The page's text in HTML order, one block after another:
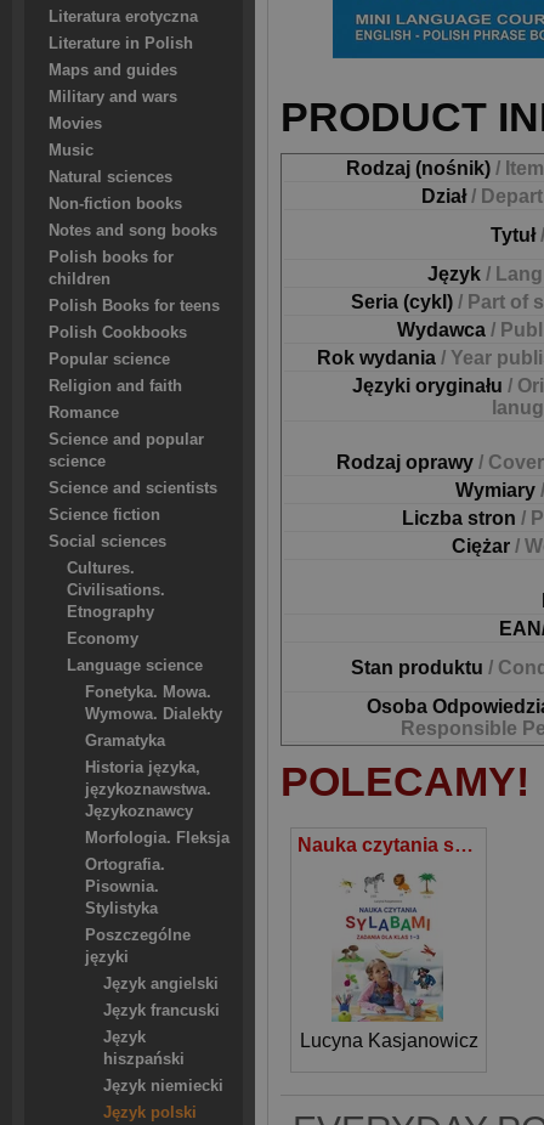
Literatura erotyczna
Literature in Polish
Maps and guides
Military and wars
Movies
Music
Natural sciences
Non-fiction books
Notes and song books
Polish books for
children
Polish Books for teens
Polish Cookbooks
Popular science
Religion and faith
Romance
Science and popular
science
Science and scientists
Science fiction
Social sciences
Cultures.
Civilisations.
Etnography
Economy
Language science
Fonetyka. Mowa.
Wymowa. Dialekty
Gramatyka
Historia języka,
językoznawstwa.
Językoznawcy
Morfologia. Fleksja
Ortografia.
Pisownia.
Stylistyka
Poszczególne
języki
Język angielski
Język francuski
Język
hiszpański
Język niemiecki
Język polski
PRODUCT
Rodzaj (nośnik) /
Dział/
Tytuł
Język /
Seria (cykl) / Part of
Wydawca /
Rok wydania / Year
Języki oryginału /
Rodzaj oprawy /
Wymiary
Liczba stron /
Ciężar /
Stan produktu /
Osoba
Responsible
POLECAMY!
Nauka czytania sylabami Zadania dla klas I-III
Lucyna Kasjanowicz